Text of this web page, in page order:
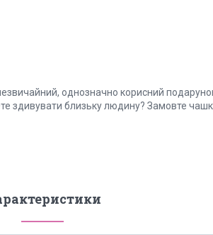
однозначно корисний
здивувати близьку людину? Замовте